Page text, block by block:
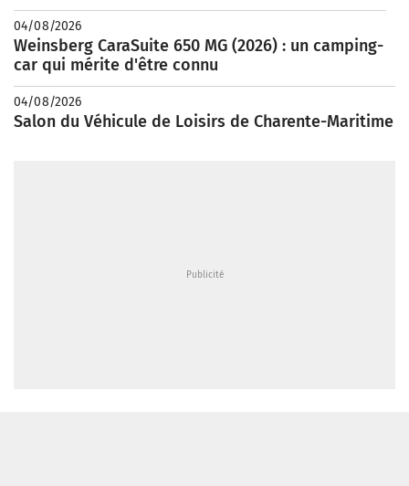
04/08/2026
Weinsberg CaraSuite 650 MG (2026) : un camping-
car qui mérite d'être connu
04/08/2026
Salon du Véhicule de Loisirs de Charente-Maritime